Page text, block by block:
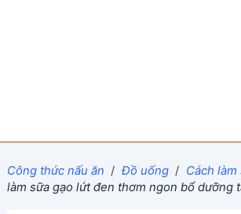
Công thức nấu ăn / Đồ uống / Cách làm
làm sữa gạo lứt đen thơm ngon bổ dưỡng